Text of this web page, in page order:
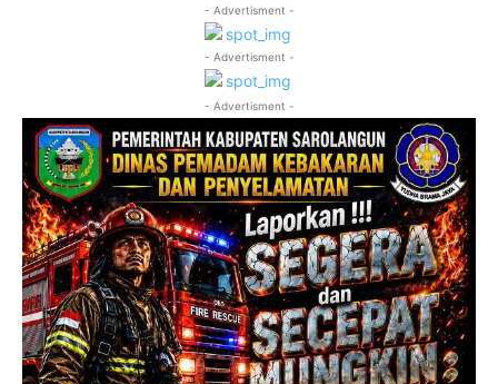
- Advertisment -
- Advertisment -
- Advertisment -